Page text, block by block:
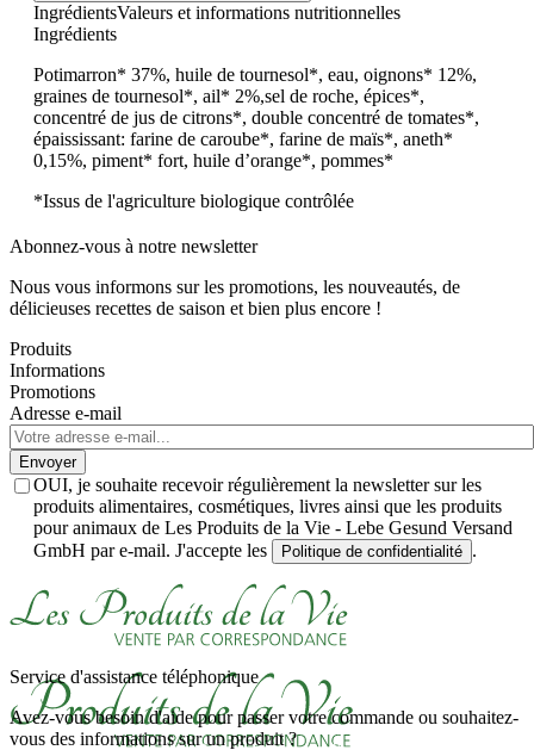
IngrédientsValeurs et informations nutritionnelles
Ingrédients
Potimarron* 37%, huile de tournesol*, eau, oignons* 12%,
graines de tournesol*, ail* 2%,sel de roche, épices*,
concentré de jus de citrons*, double concentré de tomates*,
épaississant: farine de caroube*, farine de maïs*, aneth*
0,15%, piment* fort, huile d’orange*, pommes*
*Issus de l'agriculture biologique contrôlée
Abonnez-vous à notre newsletter
Nous vous informons sur les promotions, les nouveautés, de
délicieuses recettes de saison et bien plus encore !
Produits
Informations
Promotions
Adresse e-mail
Envoyer
OUI, je souhaite recevoir régulièrement la newsletter sur les
produits alimentaires, cosmétiques, livres ainsi que les produits
pour animaux de Les Produits de la Vie - Lebe Gesund Versand
GmbH par e-mail. J'accepte les
Politique de confidentialité .
Service d'assistance téléphonique
Avez-vous besoin d'aide pour passer votre commande ou souhaitez-
vous des informations sur un produit ?